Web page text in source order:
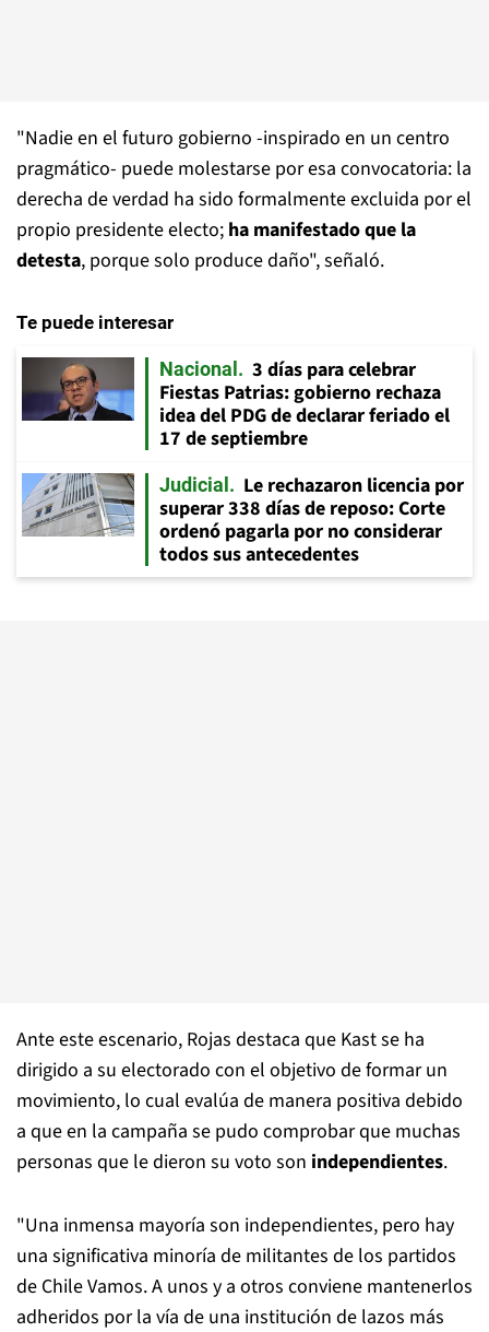
"Nadie en el futuro gobierno -inspirado en un centro
pragmático- puede molestarse por esa convocatoria: la
derecha de verdad ha sido formalmente excluida por el
propio presidente electo; ha manifestado que la
detesta, porque solo produce daño", señaló.
Te puede interesar
Nacional
3 días para celebrar
Fiestas Patrias: gobierno rechaza
idea del PDG de declarar feriado el
17 de septiembre
Judicial
Le rechazaron licencia por
superar 338 días de reposo: Corte
ordenó pagarla por no considerar
todos sus antecedentes
Ante este escenario, Rojas destaca que Kast se ha
dirigido a su electorado con el objetivo de formar un
movimiento, lo cual evalúa de manera positiva debido
a que en la campaña se pudo comprobar que muchas
personas que le dieron su voto son independientes.
"Una inmensa mayoría son independientes, pero hay
una significativa minoría de militantes de los partidos
de Chile Vamos. A unos y a otros conviene mantenerlos
adheridos por la vía de una institución de lazos más